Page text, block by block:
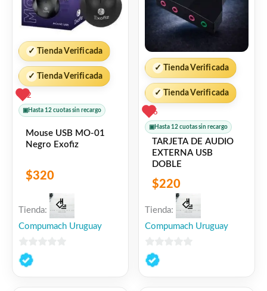
✓ Tienda Verificada
✓ Tienda Verificada
2
▣ Hasta 12 cuotas sin recargo
Mouse USB MO-01
Negro Exofiz
$320
Tienda:
Compumach Uruguay
0
de
✓ Tienda Verificada
✓ Tienda Verificada
6
▣ Hasta 12 cuotas sin recargo
TARJETA DE AUDIO
EXTERNA USB
DOBLE
$220
Tienda:
Compumach Uruguay
0
de